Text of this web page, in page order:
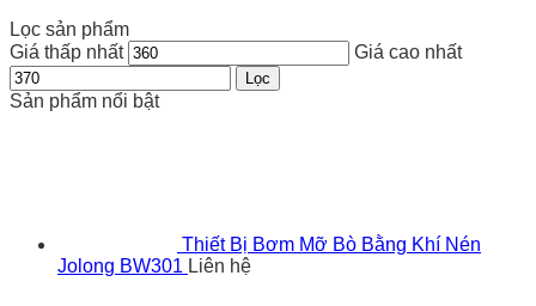
Lọc sản phẩm
Giá thấp nhất
Giá cao nhất
Lọc
Sản phẩm nổi bật
Thiết Bị Bơm Mỡ Bò Bằng Khí Nén
Jolong BW301 Liên hệ